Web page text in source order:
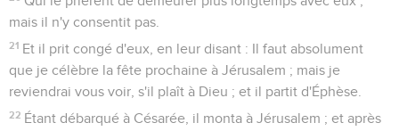
mais il n'y consentit pas.
21 Et il prit congé d'eux, en leur disant : Il faut absolument
que je célèbre la fête prochaine à Jérusalem ; mais je
reviendrai vous voir, s'il plaît à Dieu ; et il partit d'Éphèse.
22 Étant débarqué à Césarée, il monta à Jérusalem ; et après